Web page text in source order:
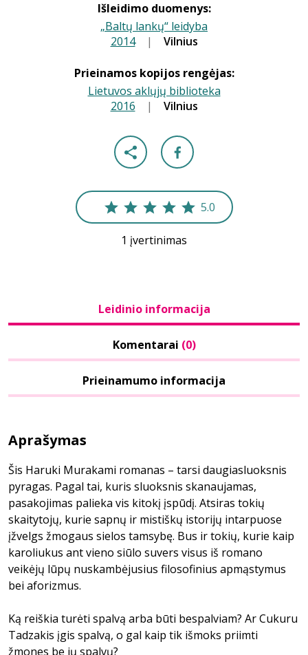
Išleidimo duomenys:
„Baltų lankų“ leidyba
2014 | Vilnius
Prieinamos kopijos rengėjas:
Lietuvos aklųjų biblioteka
2016 | Vilnius
5.0
1 įvertinimas
Leidinio informacija
Komentarai (0)
Prieinamumo informacija
Aprašymas
Šis Haruki Murakami romanas – tarsi daugiasluoksnis
pyragas. Pagal tai, kuris sluoksnis skanaujamas,
pasakojimas palieka vis kitokį įspūdį. Atsiras tokių
skaitytojų, kurie sapnų ir mistiškų istorijų intarpuose
įžvelgs žmogaus sielos tamsybę. Bus ir tokių, kurie kaip
karoliukus ant vieno siūlo suvers visus iš romano
veikėjų lūpų nuskambėjusius filosofinius apmąstymus
bei aforizmus.
Ką reiškia turėti spalvą arba būti bespalviam? Ar Cukuru
Tadzakis įgis spalvą, o gal kaip tik išmoks priimti
žmones be jų spalvų?